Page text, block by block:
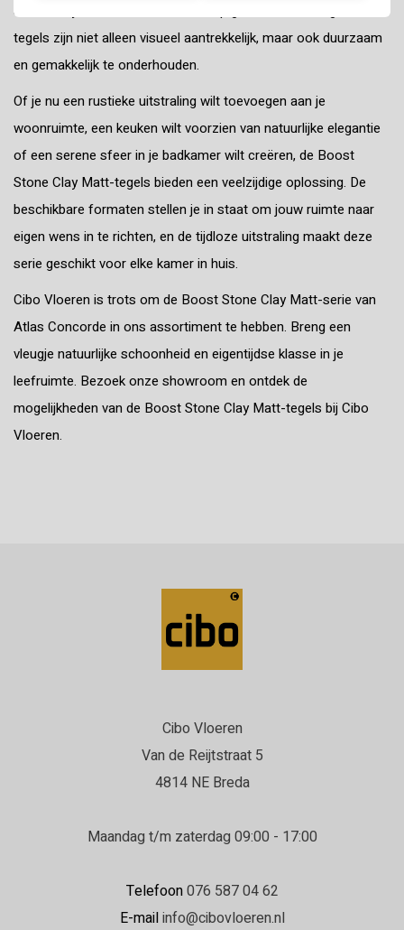
Stone Clay Matt-serie vormt daarop geen uitzondering. Deze
tegels zijn niet alleen visueel aantrekkelijk, maar ook duurzaam
en gemakkelijk te onderhouden.
Of je nu een rustieke uitstraling wilt toevoegen aan je
woonruimte, een keuken wilt voorzien van natuurlijke elegantie
of een serene sfeer in je badkamer wilt creëren, de Boost
Stone Clay Matt-tegels bieden een veelzijdige oplossing. De
beschikbare formaten stellen je in staat om jouw ruimte naar
eigen wens in te richten, en de tijdloze uitstraling maakt deze
serie geschikt voor elke kamer in huis.
Cibo Vloeren is trots om de Boost Stone Clay Matt-serie van
Atlas Concorde in ons assortiment te hebben. Breng een
vleugje natuurlijke schoonheid en eigentijdse klasse in je
leefruimte. Bezoek onze showroom en ontdek de
mogelijkheden van de Boost Stone Clay Matt-tegels bij Cibo
Vloeren.
Cibo Vloeren
Van de Reijtstraat 5
4814 NE Breda
Maandag t/m zaterdag 09:00 - 17:00
Telefoon076 587 04 62
E-mailinfo@cibovloeren.nl